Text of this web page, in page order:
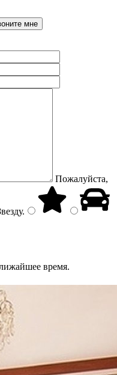
Пожалуйста,
.
время.